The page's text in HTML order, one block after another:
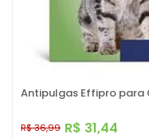
Antipulgas Effipro para
R$ 31,44
R$ 36,99